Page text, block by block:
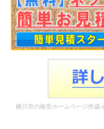
柳川市の格安ホームページ作成